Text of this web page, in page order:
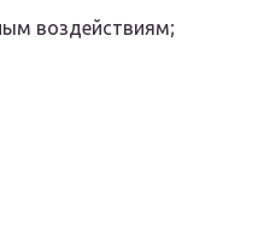
воздействиям;